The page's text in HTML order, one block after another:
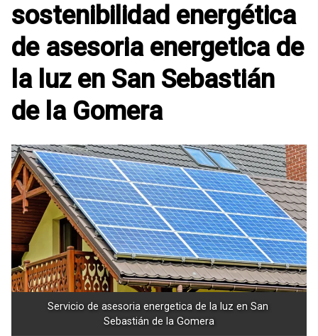
sostenibilidad energética
de asesoria energetica de
la luz en San Sebastián
de la Gomera
Servicio de asesoria energetica de la luz en San
Sebastián de la Gomera